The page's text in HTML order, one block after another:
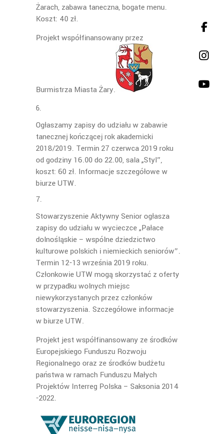
Żarach, zabawa taneczna, bogate menu.
Koszt: 40 zł.
Projekt współfinansowany przez
Burmistrza Miasta Żary.
Ogłaszamy zapisy do udziału w zabawie
tanecznej kończącej rok akademicki
2018/2019. Termin 27 czerwca 2019 roku
od godziny 16.00 do 22.00, sala „Styl”,
koszt: 60 zł. Informacje szczegółowe w
biurze UTW.
Stowarzyszenie Aktywny Senior ogłasza
zapisy do udziału w wycieczce „Pałace
dolnośląskie – wspólne dziedzictwo
kulturowe polskich i niemieckich seniorów”.
Termin 12-13 września 2019 roku.
Członkowie UTW mogą skorzystać z oferty
w przypadku wolnych miejsc
niewykorzystanych przez członków
stowarzyszenia. Szczegółowe informacje
w biurze UTW.
Projekt jest współfinansowany ze środków
Europejskiego Funduszu Rozwoju
Regionalnego oraz ze środków budżetu
państwa w ramach Funduszu Małych
Projektów Interreg Polska – Saksonia 2014
-2022.